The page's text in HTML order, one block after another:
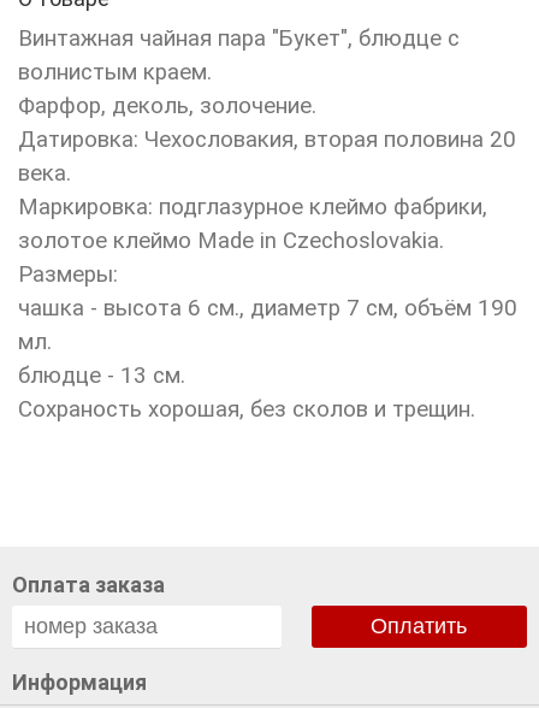
Винтажная чайная пара "Букет", блюдце с
волнистым краем.
Фарфор, деколь, золочение.
Датировка: Чехословакия, вторая половина 20
века.
Маркировка: подглазурное клеймо фабрики,
золотое клеймо Made in Czechoslovakia.
Размеры:
чашка - высота 6 см., диаметр 7 см, объём 190
мл.
блюдце - 13 см.
Сохраность хорошая, без сколов и трещин.
Оплата заказа
Оплатить
Информация